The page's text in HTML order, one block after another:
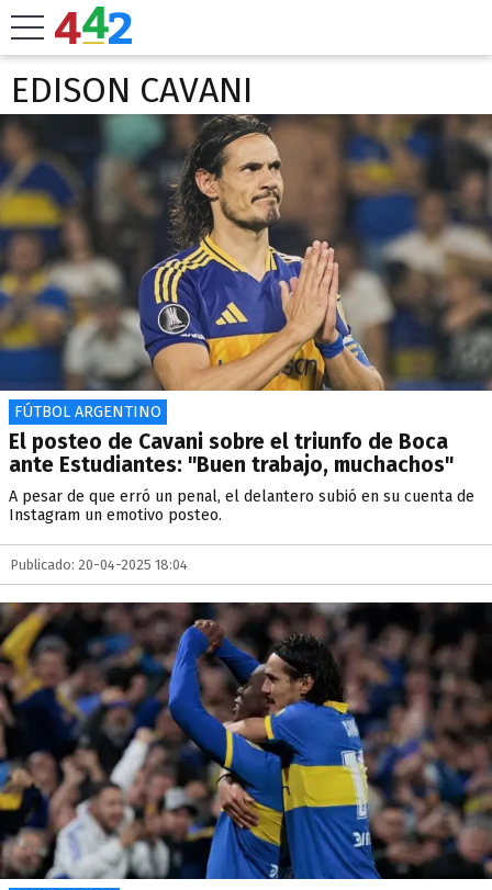
EDISON CAVANI
FÚTBOL ARGENTINO
El posteo de Cavani sobre el triunfo de Boca
ante Estudiantes: "Buen trabajo, muchachos"
A pesar de que erró un penal, el delantero subió en su cuenta de
Instagram un emotivo posteo.
Publicado: 20-04-2025 18:04